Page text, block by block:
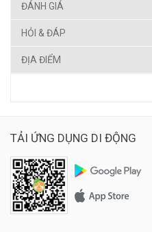
ĐÁNH GIÁ
HỎI & ĐÁP
ĐỊA ĐIỂM
TẢI ỨNG DỤNG DI ĐỘNG